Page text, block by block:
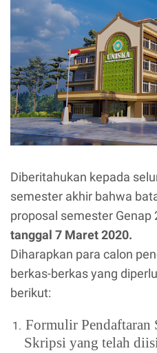
Diberitahukan kepada
semester akhir bahwa
proposal semester Genap
tanggal 7 Maret 2020.
Diharapkan para calon
berkas-berkas yang
berikut:
Formulir Pendaftaran
Skripsi yang telah